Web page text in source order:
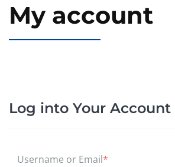
My account
Log into Your Account
Username or Email*